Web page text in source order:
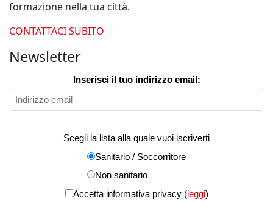
formazione nella tua città.
CONTATTACI SUBITO
Newsletter
Inserisci il tuo indirizzo email:
Scegli la lista alla quale vuoi iscriverti
Sanitario / Soccorritore
Non sanitario
Accetta informativa privacy (leggi)